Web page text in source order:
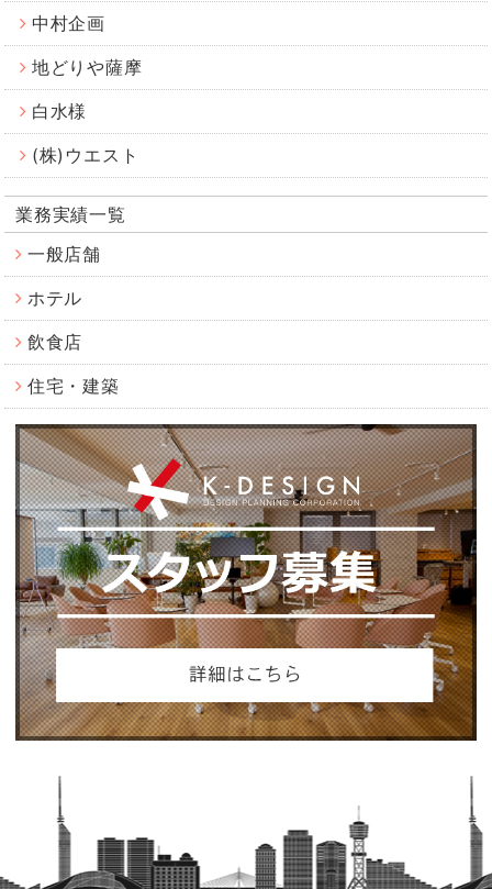
中村企画
地どりや薩摩
白水様
(株)ウエスト
業務実績一覧
一般店舗
ホテル
飲食店
住宅・建築